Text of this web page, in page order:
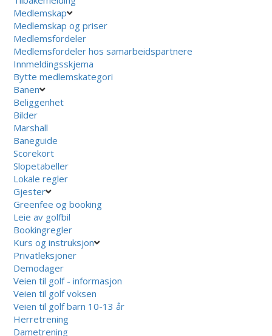
Medlemskap
Medlemskap og priser
Medlemsfordeler
Medlemsfordeler hos samarbeidspartnere
Innmeldingsskjema
Bytte medlemskategori
Banen
Beliggenhet
Bilder
Marshall
Baneguide
Scorekort
Slopetabeller
Lokale regler
Gjester
Greenfee og booking
Leie av golfbil
Bookingregler
Kurs og instruksjon
Privatleksjoner
Demodager
Veien til golf - informasjon
Veien til golf voksen
Veien til golf barn 10-13 år
Herretrening
Dametrening